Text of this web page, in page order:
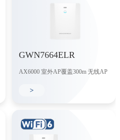
GWN7664ELR
AX6000 室外AP覆盖300m 无线AP
>